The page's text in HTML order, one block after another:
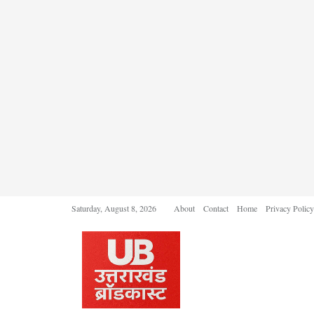
Saturday, August 8, 2026 About Contact Home Privacy Policy